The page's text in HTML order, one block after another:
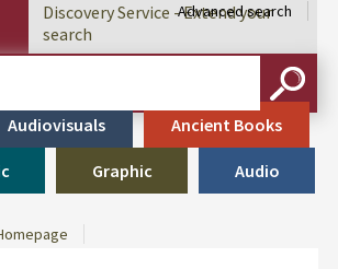
Discovery Service - Extend your
search
Audiovisuals Ancient Books
Graphic Audio
Advanced search